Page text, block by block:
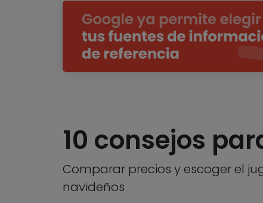
10 consejos
Comparar precios y escoger el
navideños